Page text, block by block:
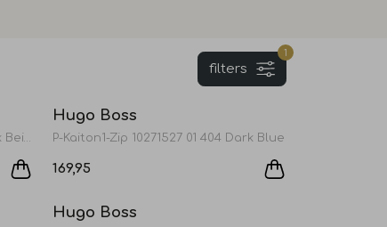
1
filters
P-Kaiton1-Zip 10271527 01 255 Dark Beige
Hugo Boss
P-Kaiton1-Zip 10271527 01 404 Dark Blue
169,95
Sale Sale
Hugo Boss